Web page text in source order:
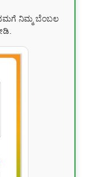
ನಿಮ್ಮ ಬೆಂಬಲ